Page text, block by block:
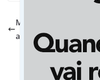
MT recebe projeto
a magia do cinema às
CAMPO GRANDE